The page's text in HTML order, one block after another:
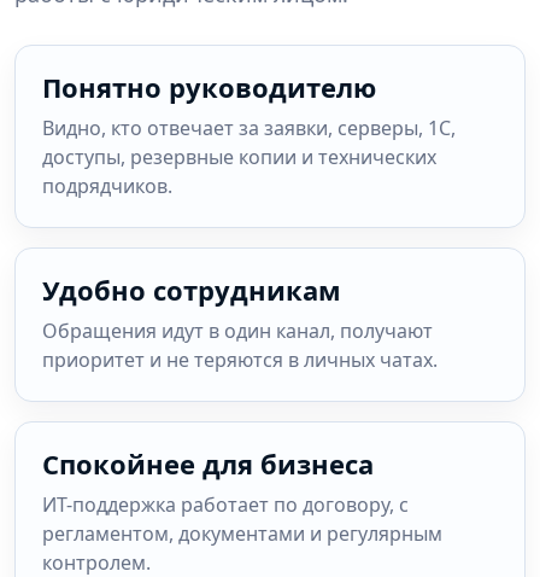
Понятно руководителю
Видно, кто отвечает за заявки, серверы, 1С,
доступы, резервные копии и технических
подрядчиков.
Удобно сотрудникам
Обращения идут в один канал, получают
приоритет и не теряются в личных чатах.
Спокойнее для бизнеса
ИТ-поддержка работает по договору, с
регламентом, документами и регулярным
контролем.